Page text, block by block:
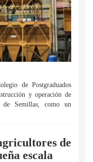
de Postgraduados
y operación de
de Semillas, como un
de
escala